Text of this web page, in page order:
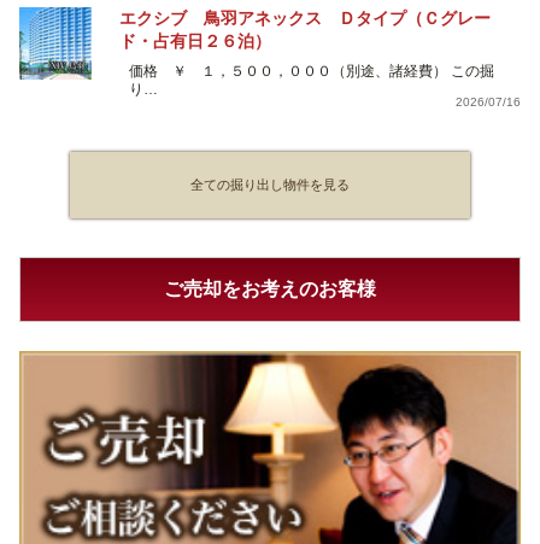
エクシブ 鳥羽アネックス Ｄタイプ（Ｃグレー
ド・占有日２６泊）
価格 ￥ １，５００，０００（別途、諸経費） この掘
り…
2026/07/16
全ての掘り出し物件を見る
ご売却をお考えのお客様